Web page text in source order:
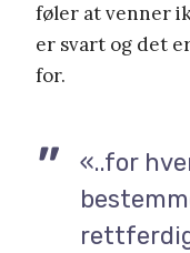
føler at venner
er svart og det
for.
«..for